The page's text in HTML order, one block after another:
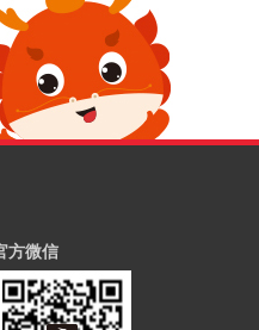
方微信